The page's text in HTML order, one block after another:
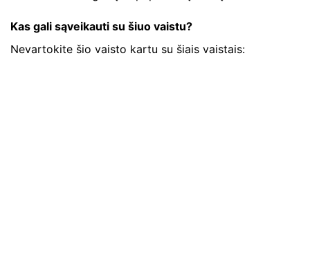
Kas gali sąveikauti su šiuo vaistu?
Nevartokite šio vaisto kartu su šiais vaistais: